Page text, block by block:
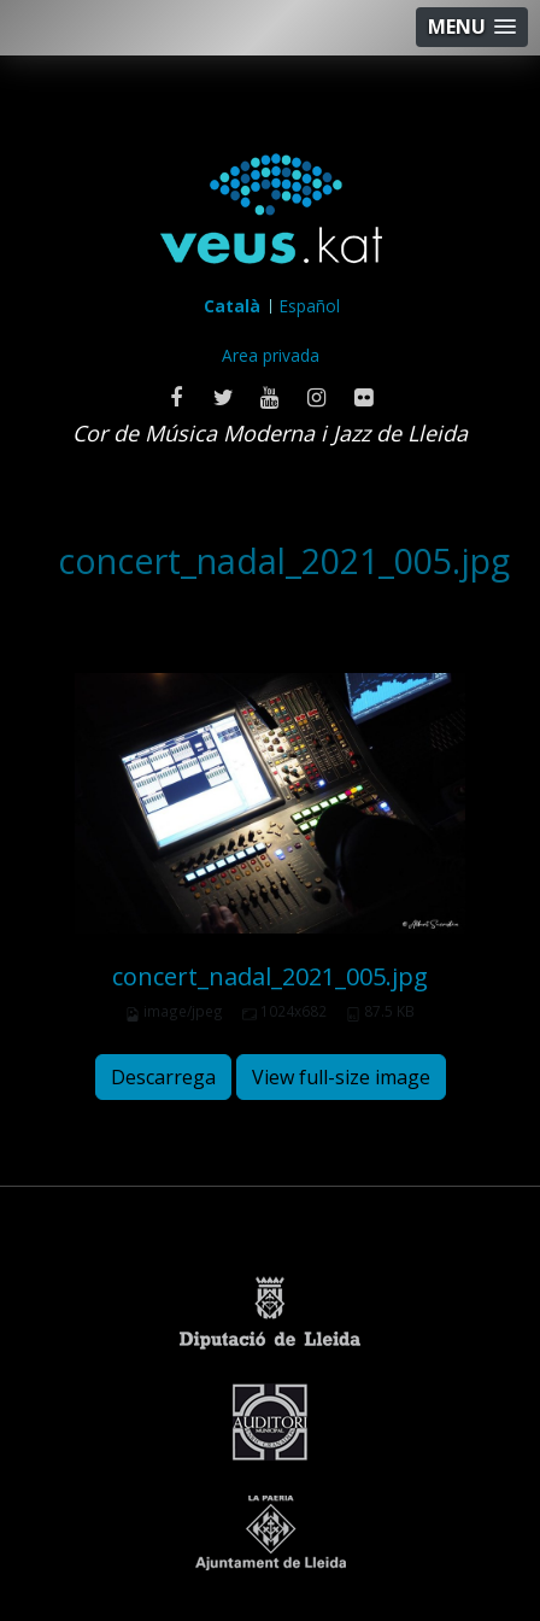
MENU
Català Español
Area privada
Cor de Música Moderna i Jazz de Lleida
concert_nadal_2021_005.jpg
concert_nadal_2021_005.jpg
image/jpeg 1024x682 87.5 KB
Descarrega View full-size image